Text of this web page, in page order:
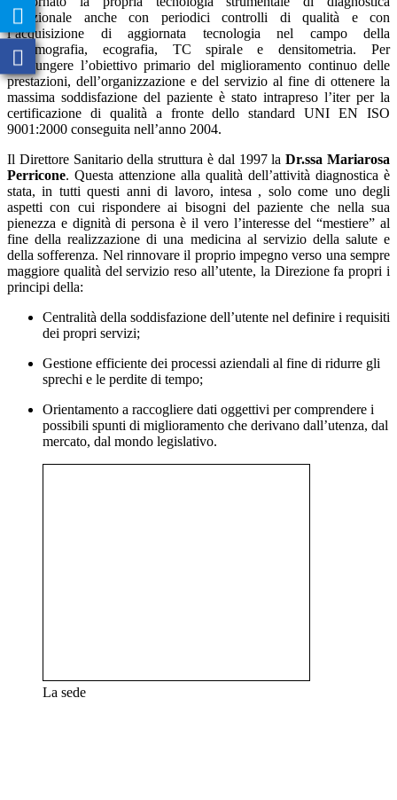
tradizionale anche con periodici controlli di qualità e con
l’acquisizione di aggiornata tecnologia nel campo della
mammografia, ecografia, TC spirale e densitometria. Per
raggiungere l’obiettivo primario del miglioramento continuo delle
prestazioni, dell’organizzazione e del servizio al fine di ottenere la
massima soddisfazione del paziente è stato intrapreso l’iter per la
certificazione di qualità a fronte dello standard UNI EN ISO
9001:2000 conseguita nell’anno 2004.
Il Direttore Sanitario della struttura è dal 1997 laDr.ssa Mariarosa
Perricone. Questa attenzione alla qualità dell’attività diagnostica è
stata, in tutti questi anni di lavoro, intesa , solo come uno degli
aspetti con cui rispondere ai bisogni del paziente che nella sua
pienezza e dignità di persona è il vero l’interesse del “mestiere” al
fine della realizzazione di una medicina al servizio della salute e
della sofferenza. Nel rinnovare il proprio impegno verso una sempre
maggiore qualità del servizio reso all’utente, la Direzione fa propri i
principi della:
Centralità della soddisfazione dell’utente nel definire i requisiti
dei propri servizi;
Gestione efficiente dei processi aziendali al fine di ridurre gli
sprechi e le perdite di tempo;
Orientamento a raccogliere dati oggettivi per comprendere i
possibili spunti di miglioramento che derivano dall’utenza, dal
mercato, dal mondo legislativo.
La sede